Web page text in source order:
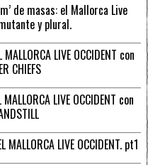
de masas: el Mallorca Live
y plural.
LIVE OCCIDENT con
CHIEFS
LIVE OCCIDENT con
MALLORCA LIVE OCCIDENT. pt1